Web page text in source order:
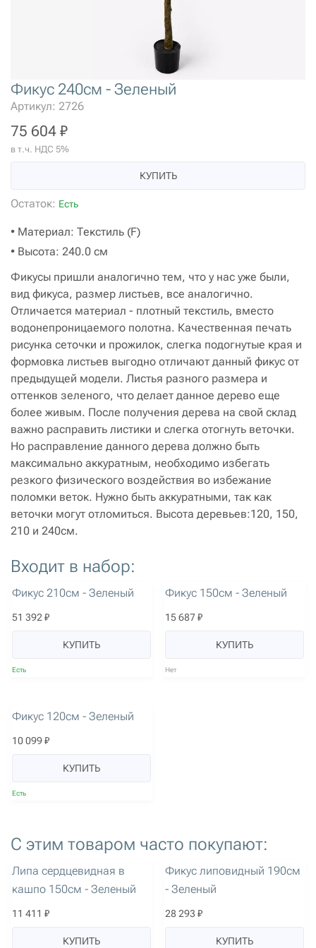
Фикус 240см - Зеленый
Артикул: 2726
75 604 ₽
в т.ч. НДС 5%
КУПИТЬ
Остаток: Есть
• Материал: Текстиль (F)
• Высота: 240.0 см
Фикусы пришли аналогично тем, что у нас уже были,
вид фикуса, размер листьев, все аналогично.
Отличается материал - плотный текстиль, вместо
водонепроницаемого полотна. Качественная печать
рисунка сеточки и прожилок, слегка подогнутые края и
формовка листьев выгодно отличают данный фикус от
предыдущей модели. Листья разного размера и
оттенков зеленого, что делает данное дерево еще
более живым. После получения дерева на свой склад
важно расправить листики и слегка отогнуть веточки.
Но расправление данного дерева должно быть
максимально аккуратным, необходимо избегать
резкого физического воздействия во избежание
поломки веток. Нужно быть аккуратными, так как
веточки могут отломиться. Высота деревьев:120, 150,
210 и 240см.
Входит в набор:
артикул: 2727
Фикус 210см - Зеленый
51 392 ₽
КУПИТЬ
Есть
Фикус 150см - Зеленый
15 687 ₽
КУПИТЬ
Нет
Фикус 120см - Зеленый
10 099 ₽
КУПИТЬ
Есть
С этим товаром часто покупают:
артикул: 2057
Липа сердцевидная в
кашпо 150см - Зеленый
11 411 ₽
КУПИТЬ
артикул: 2720
Фикус липовидный 190см
- Зеленый
28 293 ₽
КУПИТЬ